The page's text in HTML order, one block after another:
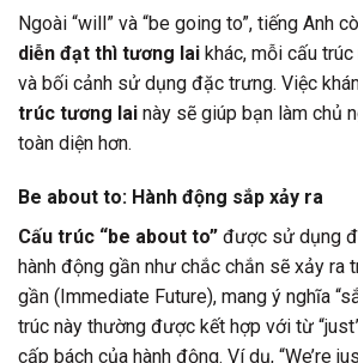
Ngoài “will” và “be going to”, tiếng Anh
diễn đạt thì tương lai khác, mỗi cấu
và bối cảnh sử dụng đặc trưng. Việc
trúc tương lai này sẽ giúp bạn làm chủ
toàn diện hơn.
Be about to: Hành động sắp xảy ra
Cấu trúc “be about to” được sử dụng
hành động gần như chắc chắn sẽ xảy ra
gần (Immediate Future), mang ý nghĩa
trúc này thường được kết hợp với từ
cấp bách của hành động. Ví dụ, “We’re